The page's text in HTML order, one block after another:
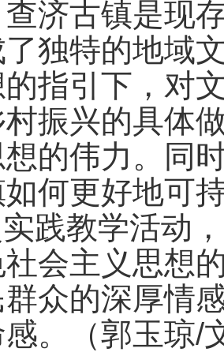
济古镇是现
了独特的地域
指引下，对
村振兴的具体
的伟力。同
何更好地可
践教学活动
社会主义思想
众的深厚情
。（郭玉琼/